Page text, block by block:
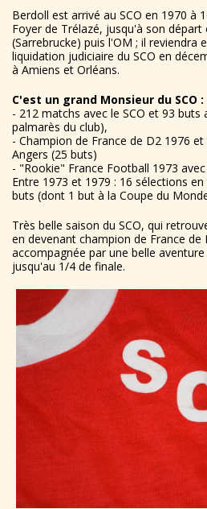
Berdoll est arrivé au SCO en 1970 à
Foyer de Trélazé, jusqu'à son
(Sarrebrucke) puis l'OM ; il reviendra
liquidation judiciaire du SCO en
à Amiens et Orléans.
C'est un grand Monsieur du SCO :
- 212 matchs avec le SCO et 93 buts
palmarès du club),
- Champion de France de D2 1976
Angers (25 buts)
- "Rookie" France Football 1973
Entre 1973 et 1979 : 16 sélections
buts (dont 1 but à la Coupe du
Très belle saison du SCO, qui
en devenant champion de France
accompagnée par une belle
jusqu'au 1/4 de finale.